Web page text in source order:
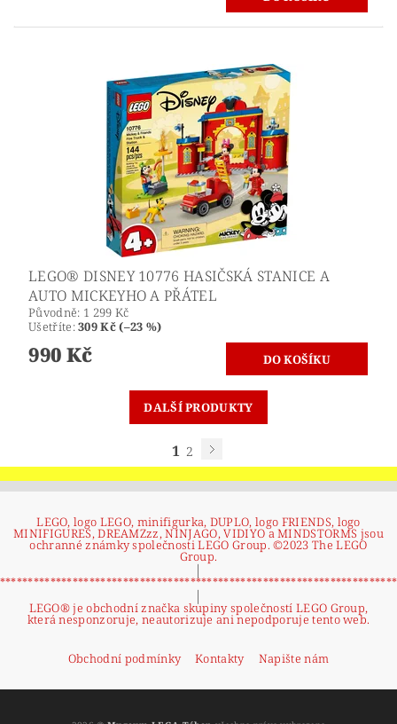
LEGO® DISNEY 10776 HASIČSKÁ STANICE A
AUTO MICKEYHO A PŘÁTEL
Původně: 1 299 Kč
Ušetříte:309 Kč (–23 %)
990 Kč
DALŠÍ PRODUKTY
1 2
LEGO, logo LEGO, minifigurka, DUPLO, logo FRIENDS, logo
MINIFIGURES, DREAMZzz, NINJAGO, VIDIYO a MINDSTORMS jsou
ochranné známky společnosti LEGO Group. ©2023 The LEGO
Group.
|
|
LEGO® je obchodní značka skupiny společností LEGO Group,
která nesponzoruje, neautorizuje ani nepodporuje tento web.
Obchodní podmínky Kontakty Napište nám